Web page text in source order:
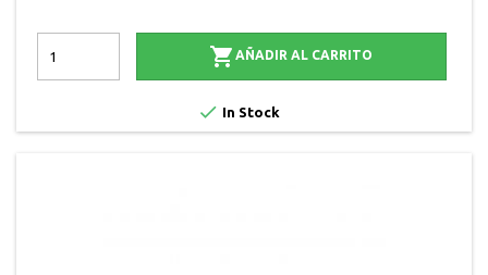
 AÑADIR AL CARRITO
 In Stock